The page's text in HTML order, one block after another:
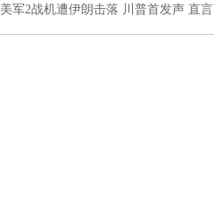
美军2战机遭伊朗击落 川普首发声 直言